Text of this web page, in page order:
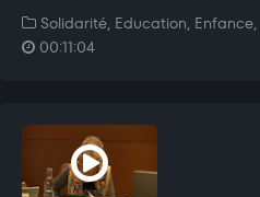
Solidarité, Education,
00:11:04